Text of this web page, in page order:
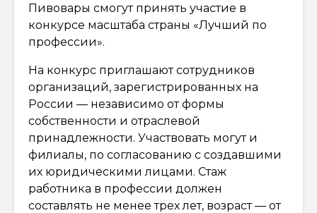
Пивовары смогут принять участие в
конкурсе масштаба страны «Лучший по
профессии».
На конкурс приглашают сотрудников
организаций, зарегистрированных на
России — независимо от формы
собственности и отраслевой
принадлежности. Участвовать могут и
филиалы, по согласованию с создавшими
их юридическими лицами. Стаж
работника в профессии должен
составлять не менее трех лет, возраст — от